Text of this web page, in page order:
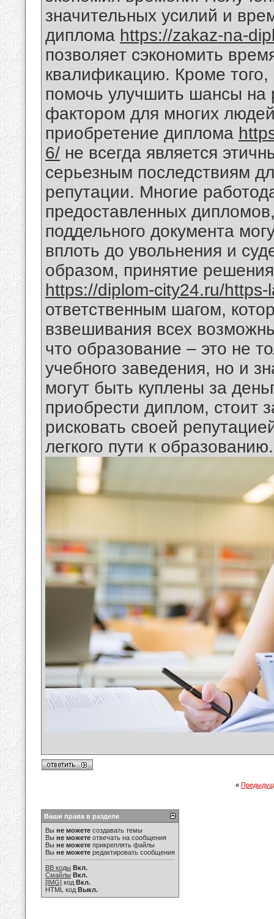
значительных усилий и
диплома https://zakaz-na-
позволяет сэкономить
квалификацию. Кроме
помочь улучшить шансы на
фактором для многих
приобретение диплома
6/ не всегда является
серьезным последствиям
репутации. Многие
предоставленных
поддельного документа
вплоть до увольнения и
образом, принятие
https://diplom-city24.ru/
ответственным шагом,
взвешивания всех
что образование – это не
учебного заведения, но и
могут быть куплены за
приобрести диплом, стоит
рисковать своей
легкого пути к образованию.
«
Ваши права в разделе
Вы не можете создавать темы
Вы не можете отвечать на сообщения
Вы не можете прикреплять файлы
Вы не можете редактировать сообщения
BB коды Вкл.
Смайлы Вкл.
[IMG] код Вкл.
HTML код Выкл.